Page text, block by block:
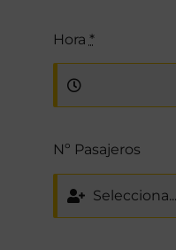
Hora *
Nº Pasajeros